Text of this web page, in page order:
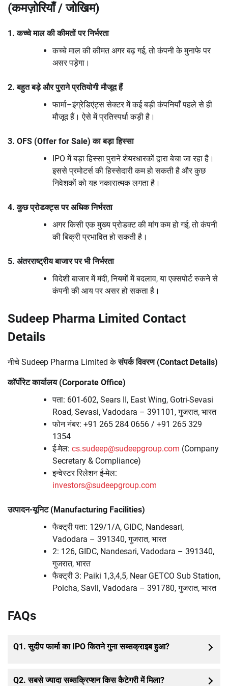
(कमज़ोरियाँ / जोखिम)
1. कच्चे माल की कीमतों पर निर्भरता
कच्चे माल की कीमत अगर बढ़ गई, तो कंपनी के मुनाफे पर
असर पड़ेगा।
2. बहुत बड़े और पुराने प्रतियोगी मौजूद हैं
फार्मा–इंग्रेडिएंट्स सेक्टर में कई बड़ी कंपनियाँ पहले से ही
मौजूद हैं। ऐसे में प्रतिस्पर्धा कड़ी है।
3. OFS (Offer for Sale) का बड़ा हिस्सा
IPO में बड़ा हिस्सा पुराने शेयरधारकों द्वारा बेचा जा रहा है।
इससे प्रमोटर्स की हिस्सेदारी कम हो सकती है और कुछ
निवेशकों को यह नकारात्मक लगता है।
4. कुछ प्रोडक्ट्स पर अधिक निर्भरता
अगर किसी एक मुख्य प्रोडक्ट की मांग कम हो गई, तो कंपनी
की बिक्री प्रभावित हो सकती है।
5. अंतरराष्ट्रीय बाजार पर भी निर्भरता
विदेशी बाजार में मंदी, नियमों में बदलाव, या एक्सपोर्ट रुकने से
कंपनी की आय पर असर हो सकता है।
Sudeep Pharma Limited Contact
Details
नीचे Sudeep Pharma Limited केसंपर्क विवरण (Contact Details)
कॉर्पोरेट कार्यालय (Corporate Office)
पता: 601-602, Sears II, East Wing, Gotri-Sevasi
Road, Sevasi, Vadodara – 391101, गुजरात, भारत
फोन नंबर: +91 265 284 0656 / +91 265 329
1354
ई-मेल: cs.sudeep@sudeepgroup.com (Company
Secretary & Compliance)
इन्वेस्टर रिलेशन ई-मेल:
investors@sudeepgroup.com
उत्पादन-यूनिट (Manufacturing Facilities)
फैक्ट्री पता: 129/1/A, GIDC, Nandesari,
Vadodara – 391340, गुजरात, भारत
2: 126, GIDC, Nandesari, Vadodara – 391340,
गुजरात, भारत
फैक्ट्री 3: Paiki 1,3,4,5, Near GETCO Sub Station,
Poicha, Savli, Vadodara – 391780, गुजरात, भारत
FAQs
Q1. सुदीप फार्मा का IPO कितने गुना सब्सक्राइब हुआ?
Q2. सबसे ज्यादा सब्सक्रिप्शन किस कैटेगरी में मिला?